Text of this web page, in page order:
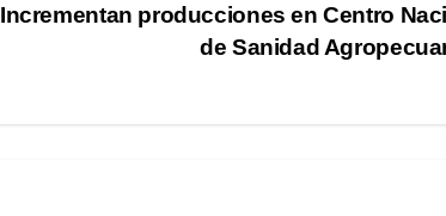
Incrementan producciones en Centro
de Sanidad